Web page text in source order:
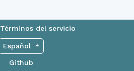
Términos del servicio
Español
Github